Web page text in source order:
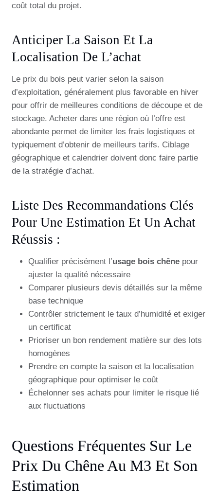
coût total du projet.
Anticiper La Saison Et La
Localisation De L’achat
Le prix du bois peut varier selon la saison
d’exploitation, généralement plus favorable en hiver
pour offrir de meilleures conditions de découpe et de
stockage. Acheter dans une région où l’offre est
abondante permet de limiter les frais logistiques et
typiquement d’obtenir de meilleurs tarifs. Ciblage
géographique et calendrier doivent donc faire partie
de la stratégie d’achat.
Liste Des Recommandations Clés
Pour Une Estimation Et Un Achat
Réussis :
Qualifier précisément l’usage bois chêne pour
ajuster la qualité nécessaire
Comparer plusieurs devis détaillés sur la même
base technique
Contrôler strictement le taux d’humidité et exiger
un certificat
Prioriser un bon rendement matière sur des lots
homogènes
Prendre en compte la saison et la localisation
géographique pour optimiser le coût
Échelonner ses achats pour limiter le risque lié
aux fluctuations
Questions Fréquentes Sur Le
Prix Du Chêne Au M3 Et Son
Estimation